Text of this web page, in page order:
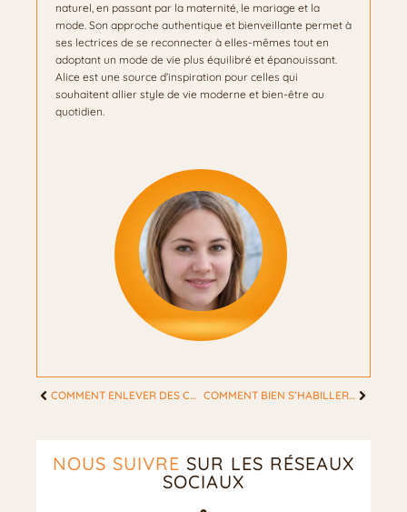
naturel, en passant par la maternité, le mariage et la
mode. Son approche authentique et bienveillante permet à
ses lectrices de se reconnecter à elles-mêmes tout en
adoptant un mode de vie plus équilibré et épanouissant.
Alice est une source d’inspiration pour celles qui
souhaitent allier style de vie moderne et bien-être au
quotidien.
COMMENT ENLEVER DES CAPSULES ? COMMENT BIEN S’HABILLER ?
NOUS SUIVRE SUR LES RÉSEAUX
SOCIAUX